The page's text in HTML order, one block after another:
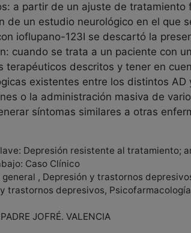
a partir de un ajuste de tratamiento
de un estudio neurológico en el que
ioflupano-123I se descartó la
cuando se trata a un paciente con
terapéuticos descritos y tener en
existentes entre los distintos AD
o la administración masiva de
síntomas similares a otras
Depresión resistente al tratamiento;
Caso Clínico
general , Depresión y trastornos
trastornos depresivos, Psicofarmacología
JOFRÉ. VALENCIA